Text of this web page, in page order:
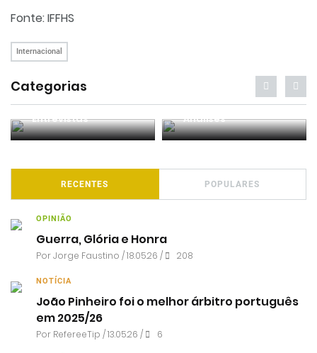
Fonte: IFFHS
Internacional
Categorias
Entrevistas Análises
RECENTES POPULARES
OPINIÃO
Guerra, Glória e Honra
PorJorge Faustino / 18.05.26 / 208
NOTÍCIA
João Pinheiro foi o melhor árbitro português
em 2025/26
Por RefereeTip / 13.05.26 / 6